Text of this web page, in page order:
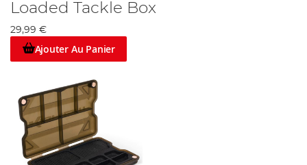
Loaded Tackle Box
29,99 €
Ajouter Au Panier